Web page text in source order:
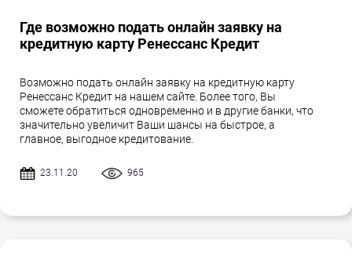
Где возможно подать онлайн заявку на
кредитную карту Ренессанс Кредит
Возможно подать онлайн заявку на кредитную карту
Ренессанс Кредит на нашем сайте. Более того, Вы
сможете обратиться одновременно и в другие банки, что
значительно увеличит Ваши шансы на быстрое, а
главное, выгодное кредитование.
23.11.20 965